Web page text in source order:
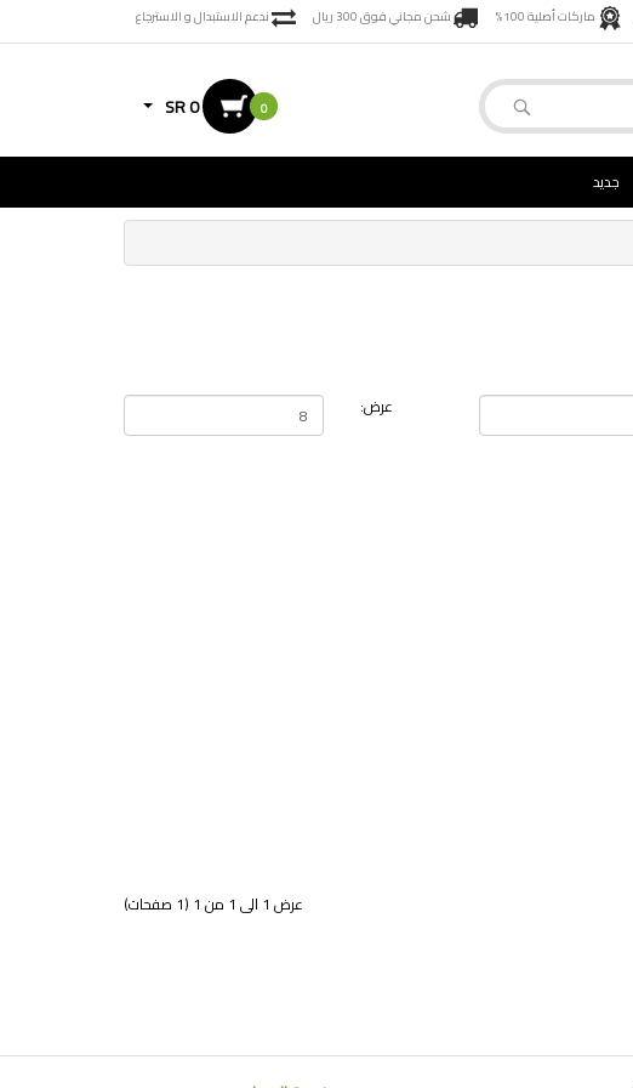
ماركات أصلية 100% شحن مجاني فوق 300 ريال ندعم الاستبدال و الاسترجاع
0
SR 0
جديد
عرض:
عرض 1 الى 1 من 1 (1 صفحات)